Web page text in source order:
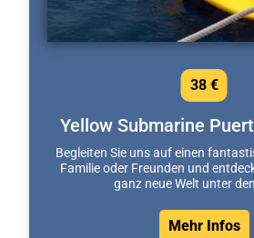
Yellow Submarine
Begleiten Sie uns auf einen
Familie oder Freunden und
ganz neue Welt unter
Mehr Infos
38 €